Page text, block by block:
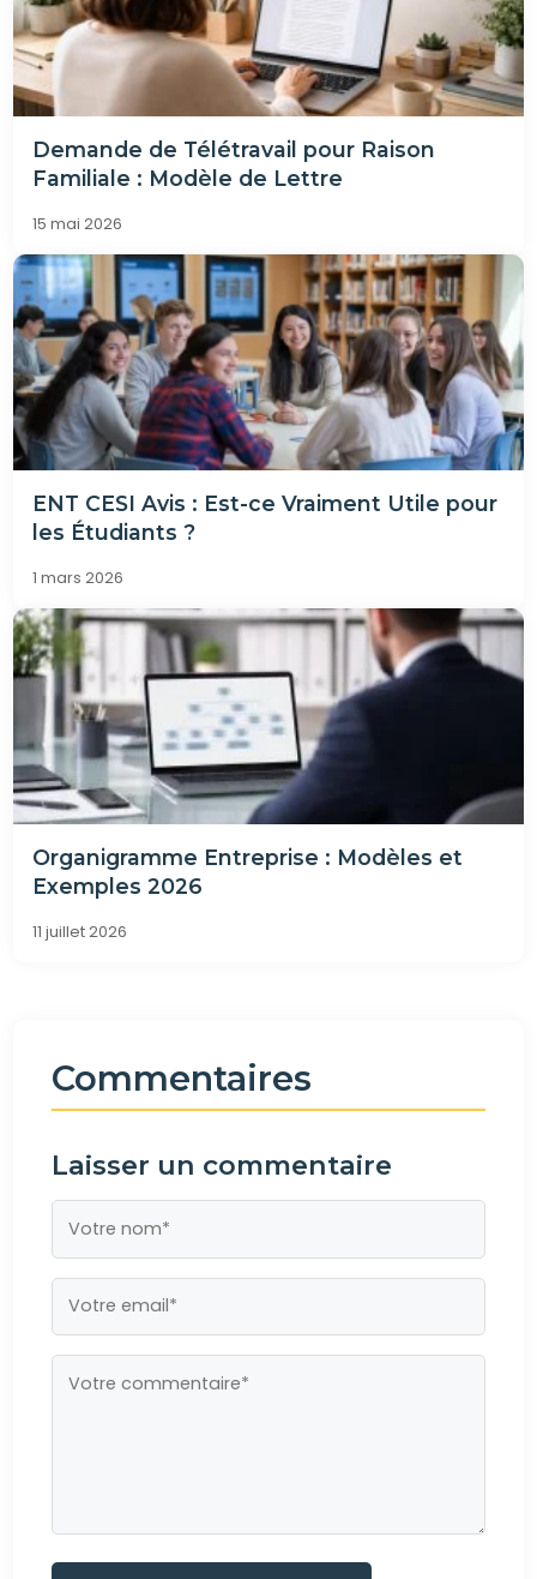
Demande de Télétravail pour Raison
Familiale : Modèle de Lettre
15 mai 2026
ENT CESI Avis : Est-ce Vraiment Utile pour
les Étudiants ?
1 mars 2026
Organigramme Entreprise : Modèles et
Exemples 2026
11 juillet 2026
Commentaires
Laisser un commentaire